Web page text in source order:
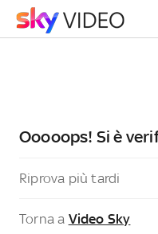
Ooooops! Si è
Riprova più tardi
Torna a Video Sky